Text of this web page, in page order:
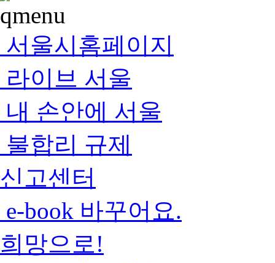
서울시홈페이지
라이브 서울
내 손안에 서울
불합리 규제
신고센터
e-book 바꾸어요.
희망으로!